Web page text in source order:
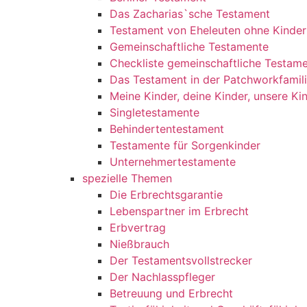
Das Zacharias`sche Testament
Testament von Eheleuten ohne Kinder
Gemeinschaftliche Testamente
Checkliste gemeinschaftliche
Das Testament in der
Meine Kinder, deine Kinder, unsere
Singletestamente
Behindertentestament
Testamente für Sorgenkinder
Unternehmertestamente
spezielle Themen
Die Erbrechtsgarantie
Lebenspartner im Erbrecht
Erbvertrag
Nießbrauch
Der Testamentsvollstrecker
Der Nachlasspfleger
Betreuung und Erbrecht